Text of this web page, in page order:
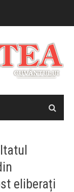
eliberați